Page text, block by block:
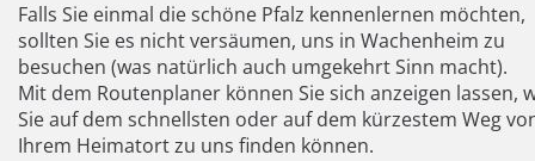
Falls Sie einmal die schöne Pfalz kennenlernen möchten,
sollten Sie es nicht versäumen, uns in Wachenheim zu
besuchen (was natürlich auch umgekehrt Sinn macht).
Mit dem Routenplaner können Sie sich anzeigen lassen,
Sie auf dem schnellsten oder auf dem kürzestem Weg
Ihrem Heimatort zu uns finden können.